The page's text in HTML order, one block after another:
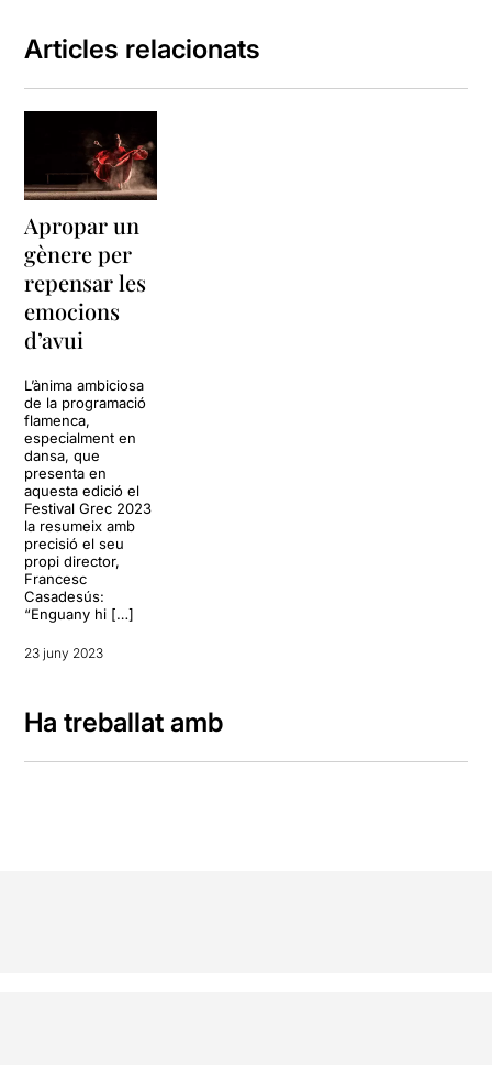
Articles relacionats
Apropar un
gènere per
repensar les
emocions
d’avui
L’ànima ambiciosa
de la programació
flamenca,
especialment en
dansa, que
presenta en
aquesta edició el
Festival Grec 2023
la resumeix amb
precisió el seu
propi director,
Francesc
Casadesús:
“Enguany hi […]
23 juny 2023
Ha treballat amb